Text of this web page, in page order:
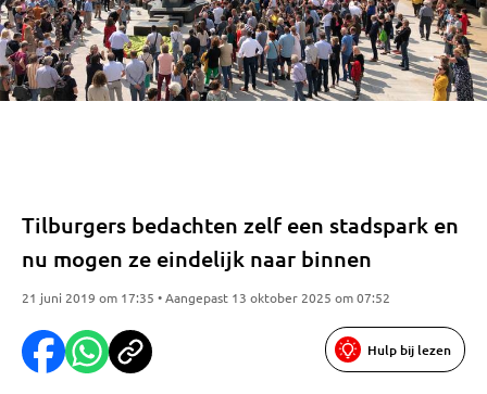
Tilburgers bedachten zelf een stadspark en
nu mogen ze eindelijk naar binnen
21 juni 2019 om 17:35 • Aangepast 13 oktober 2025 om 07:52
Hulp bij lezen